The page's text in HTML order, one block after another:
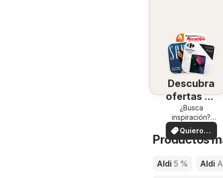
Descubra
ofertas en
su zona
¿Busca
inspiración?
¡Vea las ofertas
en su zona!
Quiero
ver
Productos
Aldi 5 % Aldi